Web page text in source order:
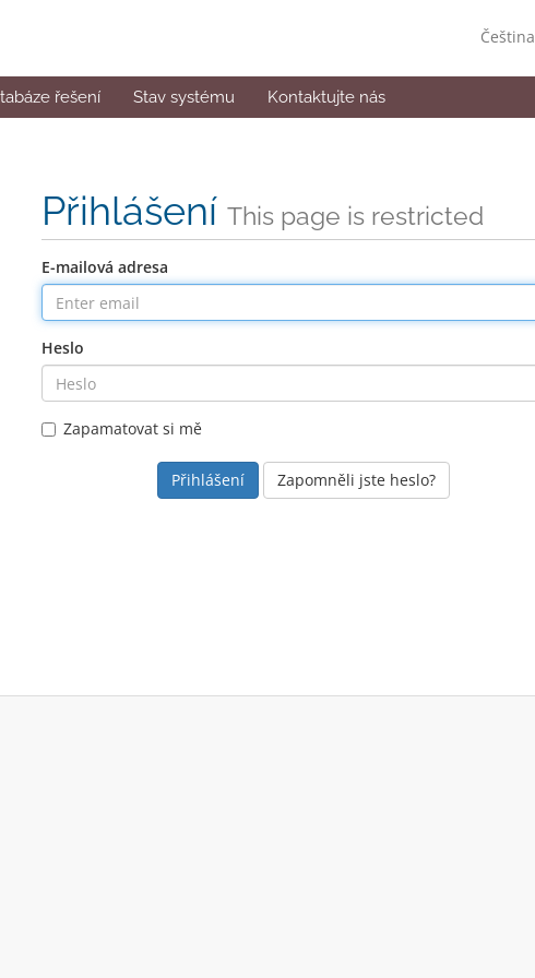
Čeština
řešení Stav systému Kontaktujte nás
Přihlášení This page is restricted
E-mailová adresa
Heslo
Zapamatovat si mě
Zapomněli jste heslo?